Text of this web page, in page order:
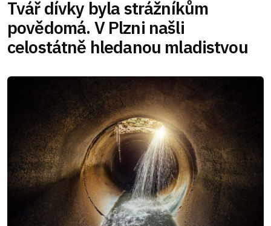
Tvář dívky byla strážníkům
povědomá. V Plzni našli
celostátně hledanou mladistvou